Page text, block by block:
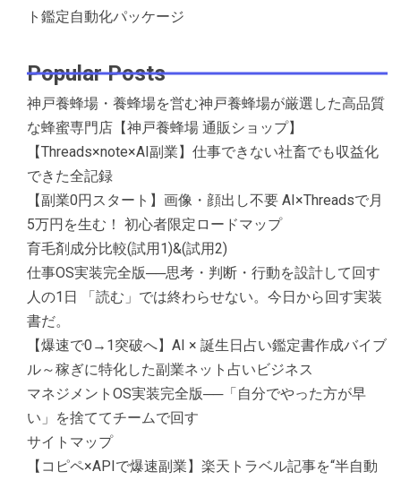
ト鑑定自動化パッケージ
Popular Posts
神戸養蜂場・養蜂場を営む神戸養蜂場が厳選した高品質
な蜂蜜専門店【神戸養蜂場 通販ショップ】
【Threads×note×AI副業】仕事できない社畜でも収益化
できた全記録
【副業0円スタート】画像・顔出し不要 AI×Threadsで月
5万円を生む！ 初心者限定ロードマップ
育毛剤成分比較(試用1)&(試用2)
仕事OS実装完全版──思考・判断・行動を設計して回す
人の1日 「読む」では終わらせない。今日から回す実装
書だ。
【爆速で0→1突破へ】AI × 誕生日占い鑑定書作成バイブ
ル～稼ぎに特化した副業ネット占いビジネス
マネジメントOS実装完全版──「自分でやった方が早
い」を捨ててチームで回す
サイトマップ
【コピペ×APIで爆速副業】楽天トラベル記事を“半自動